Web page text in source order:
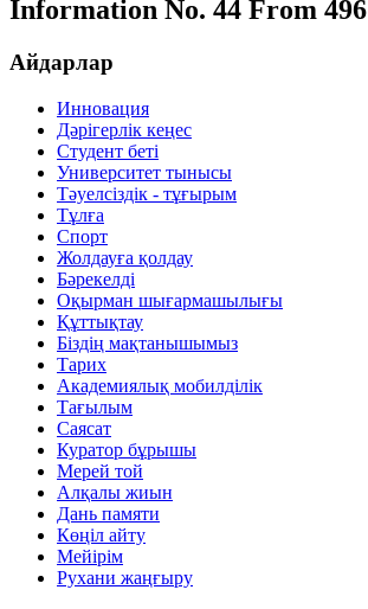
Information No. 44 From 496
Айдарлар
Инновация
Дәрігерлік кеңес
Студент беті
Университет тынысы
Тәуелсіздік - тұғырым
Тұлға
Спорт
Жолдауға қолдау
Бәрекелді
Оқырман шығармашылығы
Құттықтау
Біздің мақтанышымыз
Тарих
Академиялық мобилділік
Тағылым
Саясат
Куратор бұрышы
Мерей той
Алқалы жиын
Дань памяти
Көңіл айту
Мейірім
Рухани жаңғыру